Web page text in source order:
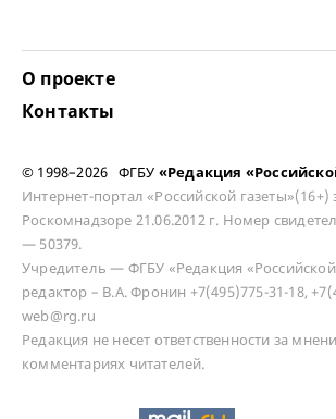
О проекте
Контакты
© 1998–2026 ФГБУ «Редакция
Интернет-портал «Российской газеты»(16+)
Роскомнадзоре 21.06.2012 г. Номер
— 50379.
Учредитель — ФГБУ «Редакция «Российской
редактор – В.А. Фронин +7(495)775-31-18,
web@rg.ru
Редакция не несет ответственности за
комментариях читателей.